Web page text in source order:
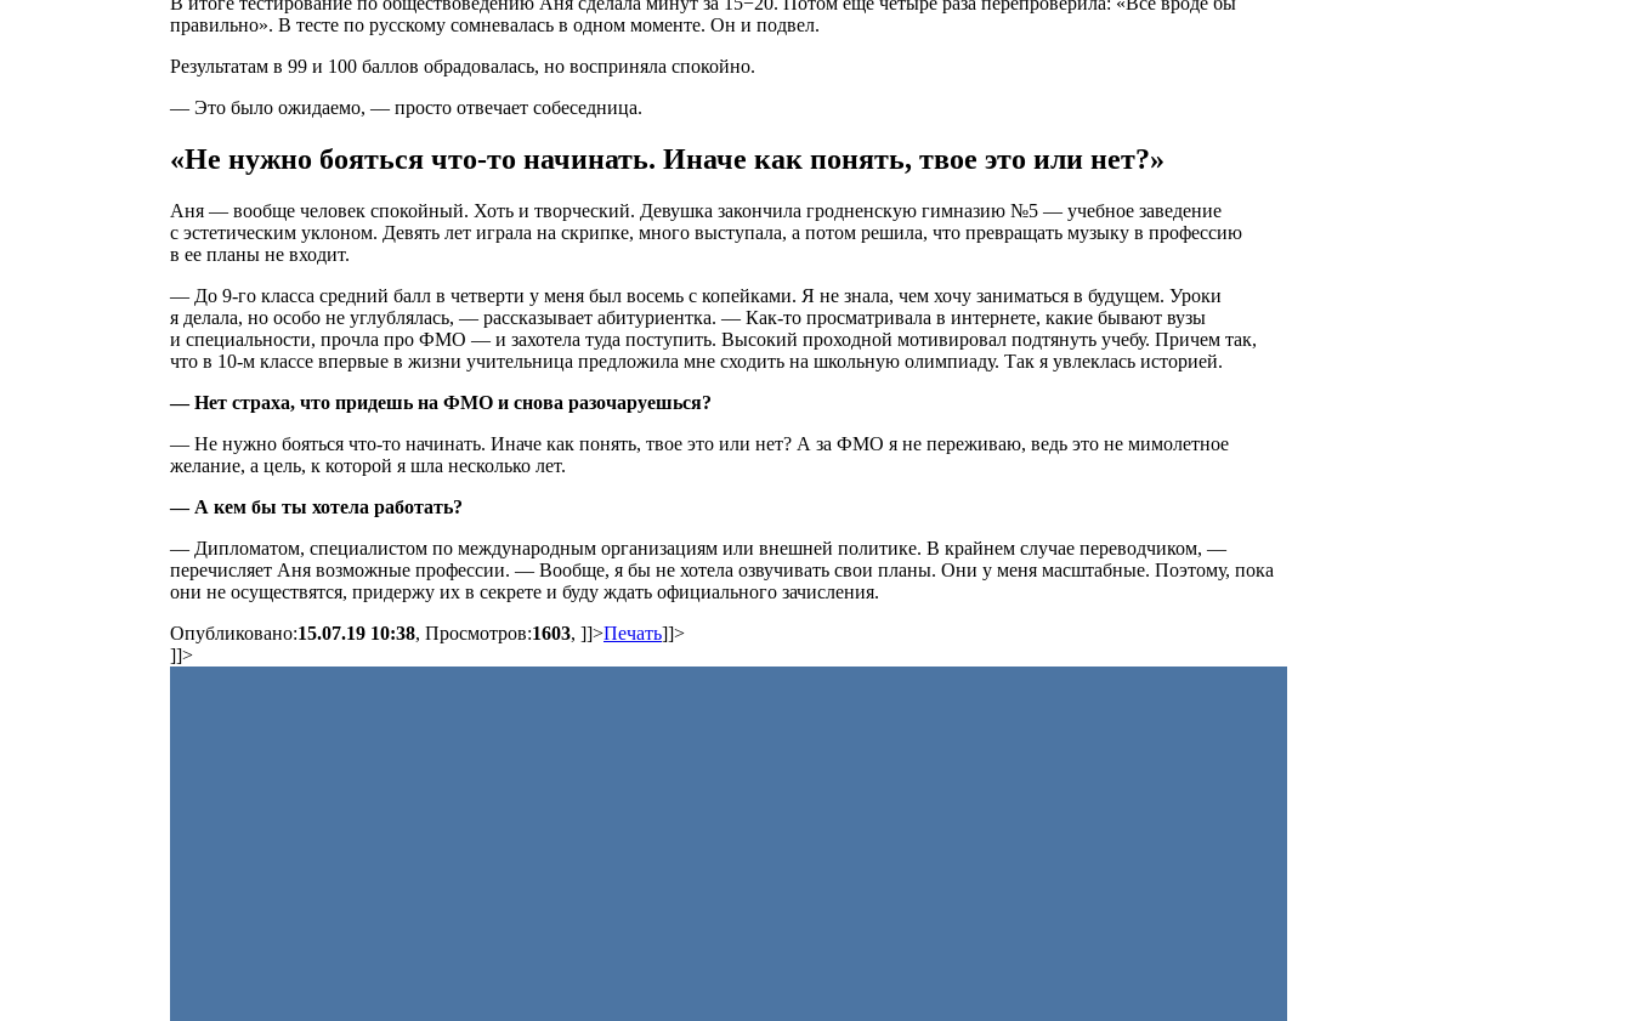
правильно». В тесте по русскому сомневалась в одном моменте. Он и подвел.
Результатам в 99 и 100 баллов обрадовалась, но восприняла спокойно.
— Это было ожидаемо, — просто отвечает собеседница.
«Не нужно бояться что-то начинать. Иначе как понять, твое это или нет?»
Аня — вообще человек спокойный. Хоть и творческий. Девушка закончила гродненскую гимназию №5 — учебное заведение
с эстетическим уклоном. Девять лет играла на скрипке, много выступала, а потом решила, что превращать музыку в профессию
в ее планы не входит.
— До 9-го класса средний балл в четверти у меня был восемь с копейками. Я не знала, чем хочу заниматься в будущем. Уроки
я делала, но особо не углублялась, — рассказывает абитуриентка. — Как-то просматривала в интернете, какие бывают вузы
и специальности, прочла про ФМО — и захотела туда поступить. Высокий проходной мотивировал подтянуть учебу. Причем так,
что в 10-м классе впервые в жизни учительница предложила мне сходить на школьную олимпиаду. Так я увлеклась историей.
— Нет страха, что придешь на ФМО и снова разочаруешься?
— Не нужно бояться что-то начинать. Иначе как понять, твое это или нет? А за ФМО я не переживаю, ведь это не мимолетное
желание, а цель, к которой я шла несколько лет.
— А кем бы ты хотела работать?
— Дипломатом, специалистом по международным организациям или внешней политике. В крайнем случае переводчиком, —
перечисляет Аня возможные профессии. — Вообще, я бы не хотела озвучивать свои планы. Они у меня масштабные. Поэтому, пока
они не осуществятся, придержу их в секрете и буду ждать официального зачисления.
Опубликовано:15.07.19 10:38, Просмотров:1603, ]]>Печать]]>
]]>